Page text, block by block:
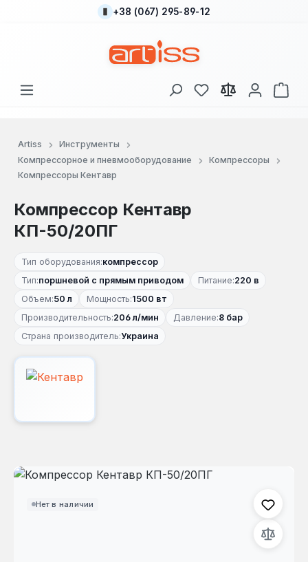
Перейти к основному содержанию
+38 (067) 295-89-12
У вас есть товары
В
Artiss
Инструменты
Компрессорное и пневмооборудование
Компрессоры
Компрессоры Кентавр
Компрессор Кентавр
КП-50/20ПГ
Тип оборудования:компрессор
Тип:поршневой с прямым приводом Питание:220 в
Объем:50 л Мощность:1500 вт
Производительность:206 л/мин Давление:8 бар
Страна производитель:Украина
Нет в наличии
Пропустить галерею изображений